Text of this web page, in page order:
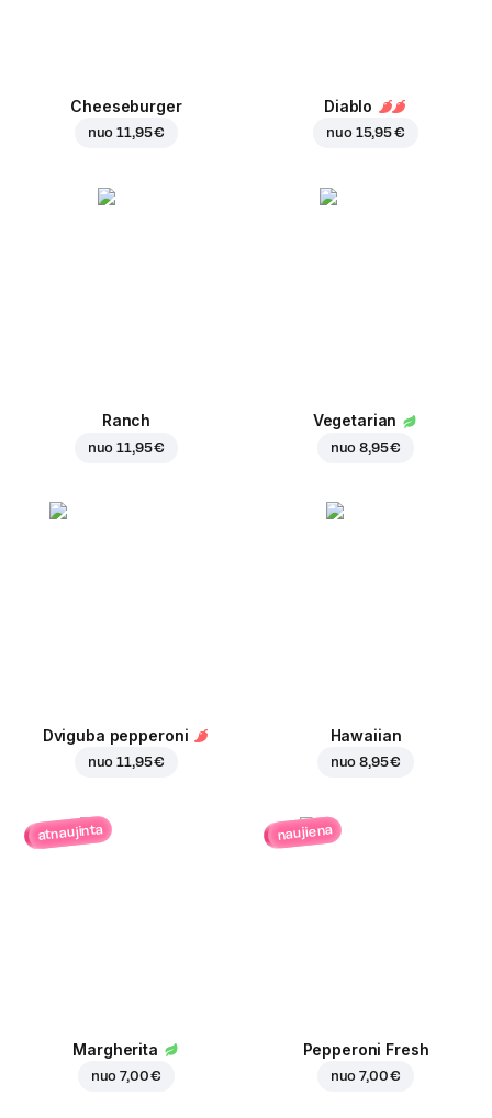
Cheeseburger
nuo11,95 €
Diablo
nuo 15,95 €
Ranch
nuo11,95 €
Vegetarian
nuo8,95 €
Dviguba pepperoni
nuo11,95 €
Hawaiian
nuo8,95 €
atnaujinta
Margherita
nuo7,00 €
naujiena
Pepperoni Fresh
nuo7,00 €